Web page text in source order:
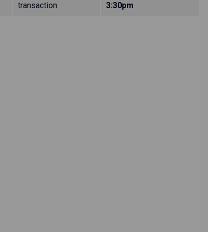
transaction
3:30pm